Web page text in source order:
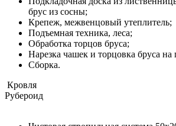
брус из сосны;
Крепеж, межвенцовый утеплитель;
Подъемная техника, леса;
Обработка торцов бруса;
Нарезка чашек и торцовка бруса на
Сборка.
Кровля
Рубероид